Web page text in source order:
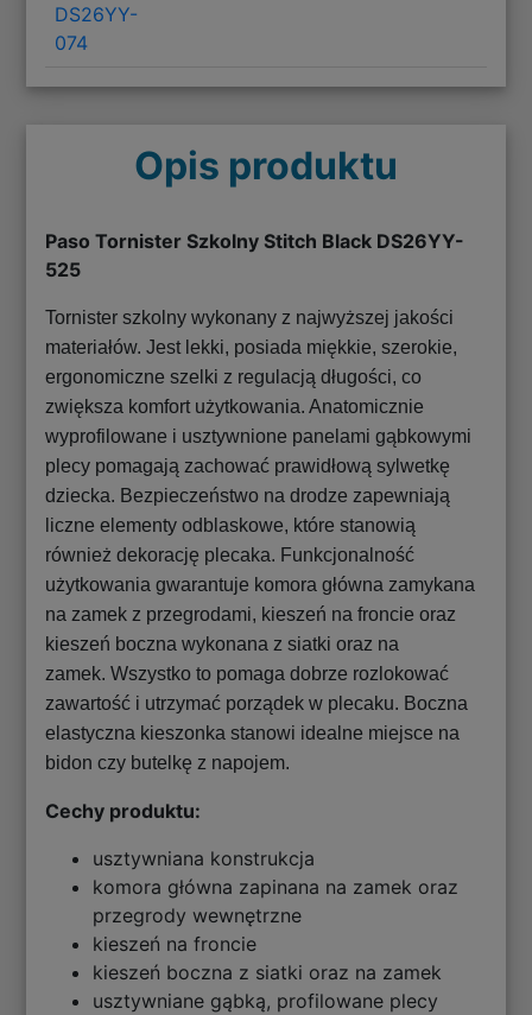
DS26YY-
074
Opis produktu
Paso Tornister Szkolny Stitch Black DS26YY-
525
Tornister szkolny wykonany z najwyższej jakości
materiałów. Jest lekki, posiada miękkie, szerokie,
ergonomiczne szelki z regulacją długości, co
zwiększa komfort użytkowania. Anatomicznie
wyprofilowane i usztywnione panelami gąbkowymi
plecy pomagają zachować prawidłową sylwetkę
dziecka. Bezpieczeństwo na drodze zapewniają
liczne elementy odblaskowe, które stanowią
również dekorację plecaka. Funkcjonalność
użytkowania gwarantuje komora główna zamykana
na zamek z przegrodami, kieszeń na froncie oraz
kieszeń boczna wykonana z siatki oraz na
zamek. Wszystko to pomaga dobrze rozlokować
zawartość i utrzymać porządek w plecaku. Boczna
elastyczna kieszonka stanowi idealne miejsce na
bidon czy butelkę z napojem.
Cechy produktu:
usztywniana konstrukcja
komora główna zapinana na zamek oraz
przegrody wewnętrzne
kieszeń na froncie
kieszeń boczna z siatki oraz na zamek
usztywniane gąbką, profilowane plecy